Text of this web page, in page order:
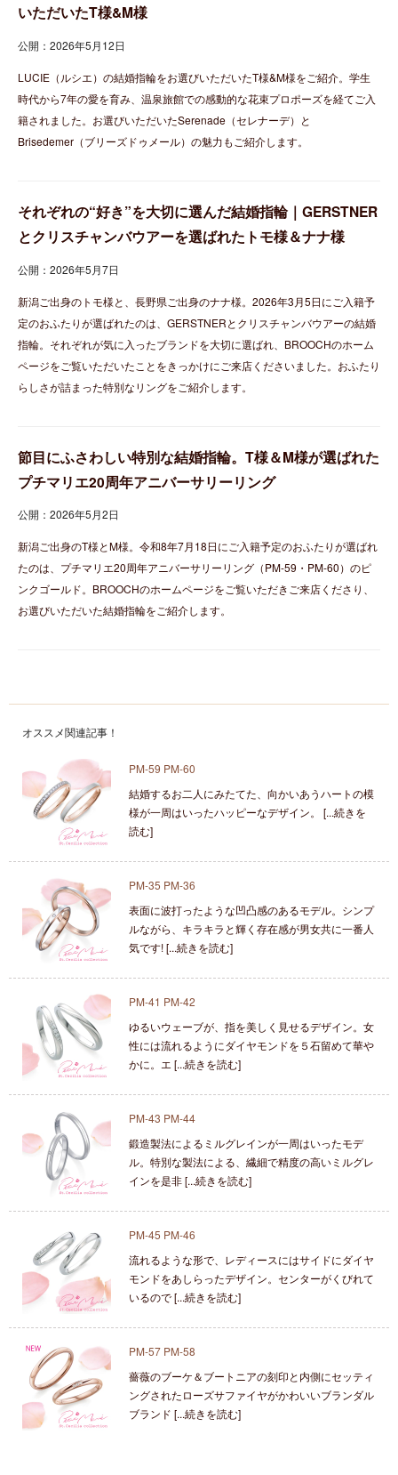
いただいたT様&M様
公開：2026年5月12日
LUCIE（ルシエ）の結婚指輪をお選びいただいたT様&M様をご紹介。学生
時代から7年の愛を育み、温泉旅館での感動的な花束プロポーズを経てご入
籍されました。お選びいただいたSerenade（セレナーデ）と
Brisedemer（ブリーズドゥメール）の魅力もご紹介します。
それぞれの“好き”を大切に選んだ結婚指輪｜GERSTNER
とクリスチャンバウアーを選ばれたトモ様＆ナナ様
公開：2026年5月7日
新潟ご出身のトモ様と、長野県ご出身のナナ様。2026年3月5日にご入籍予
定のおふたりが選ばれたのは、GERSTNERとクリスチャンバウアーの結婚
指輪。それぞれが気に入ったブランドを大切に選ばれ、BROOCHのホーム
ページをご覧いただいたことをきっかけにご来店くださいました。おふたり
らしさが詰まった特別なリングをご紹介します。
節目にふさわしい特別な結婚指輪。T様＆M様が選ばれた
プチマリエ20周年アニバーサリーリング
公開：2026年5月2日
新潟ご出身のT様とM様。令和8年7月18日にご入籍予定のおふたりが選ばれ
たのは、プチマリエ20周年アニバーサリーリング（PM-59・PM-60）のピ
ンクゴールド。BROOCHのホームページをご覧いただきご来店くださり、
お選びいただいた結婚指輪をご紹介します。
オススメ関連記事！
PM-59 PM-60
結婚するお二人にみたてた、向かいあうハートの模
様が一周はいったハッピーなデザイン。 [...続きを
読む]
PM-35 PM-36
表面に波打ったような凹凸感のあるモデル。シンプ
ルながら、キラキラと輝く存在感が男女共に一番人
気です! [...続きを読む]
PM-41 PM-42
ゆるいウェーブが、指を美しく見せるデザイン。女
性には流れるようにダイヤモンドを５石留めて華や
かに。エ [...続きを読む]
PM-43 PM-44
鍛造製法によるミルグレインが一周はいったモデ
ル。特別な製法による、繊細で精度の高いミルグレ
インを是非 [...続きを読む]
PM-45 PM-46
流れるような形で、レディースにはサイドにダイヤ
モンドをあしらったデザイン。センターがくびれて
いるので [...続きを読む]
PM-57 PM-58
薔薇のブーケ＆ブートニアの刻印と内側にセッティ
ングされたローズサファイヤがかわいいブランダル
ブランド [...続きを読む]